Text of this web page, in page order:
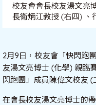
校友會會長校友湯文亮
長衛炳江教授 (右四) 、
2月9日，校友會「快閃跑
友湯文亮博士 (化學) 親臨
閃跑團」成員陳偉文校友
在會長校友湯文亮博士的